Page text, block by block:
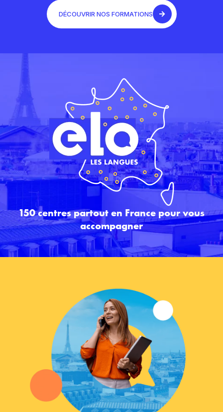
DÉCOUVRIR NOS FORMATIONS
150 centres partout en France pour vous
accompagner